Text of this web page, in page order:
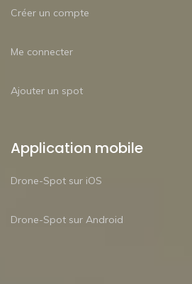
Créer un compte
Me connecter
Ajouter un spot
Application mobile
Drone-Spot sur iOS
Drone-Spot sur Android